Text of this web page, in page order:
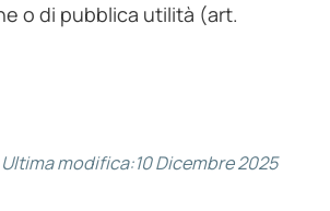
o di pubblica utilità (art.
Ultima modifica:10 Dicembre 2025